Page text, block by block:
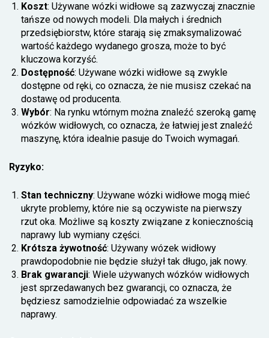
Koszt: Używane wózki widłowe są zazwyczaj znacznie
tańsze od nowych modeli. Dla małych i średnich
przedsiębiorstw, które starają się zmaksymalizować
wartość każdego wydanego grosza, może to być
kluczowa korzyść.
Dostępność: Używane wózki widłowe są zwykle
dostępne od ręki, co oznacza, że nie musisz czekać na
dostawę od producenta.
Wybór: Na rynku wtórnym można znaleźć szeroką gamę
wózków widłowych, co oznacza, że łatwiej jest znaleźć
maszynę, która idealnie pasuje do Twoich wymagań.
Ryzyko:
Stan techniczny: Używane wózki widłowe mogą mieć
ukryte problemy, które nie są oczywiste na pierwszy
rzut oka. Możliwe są koszty związane z koniecznością
naprawy lub wymiany części.
Krótsza żywotność: Używany wózek widłowy
prawdopodobnie nie będzie służył tak długo, jak nowy.
Brak gwarancji: Wiele używanych wózków widłowych
jest sprzedawanych bez gwarancji, co oznacza, że
będziesz samodzielnie odpowiadać za wszelkie
naprawy.